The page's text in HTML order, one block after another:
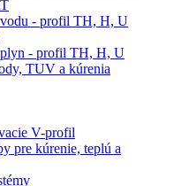
- profil TH, H, U
- profil TH, H, U
TUV a kúrenia
V-profil
pre kúrenie, teplú a